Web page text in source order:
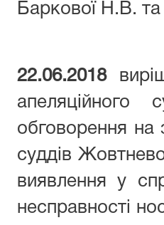
Баркової Н.В.
22.06.2018
апеляційного
обговорення на
суддів
виявлення у
несправності